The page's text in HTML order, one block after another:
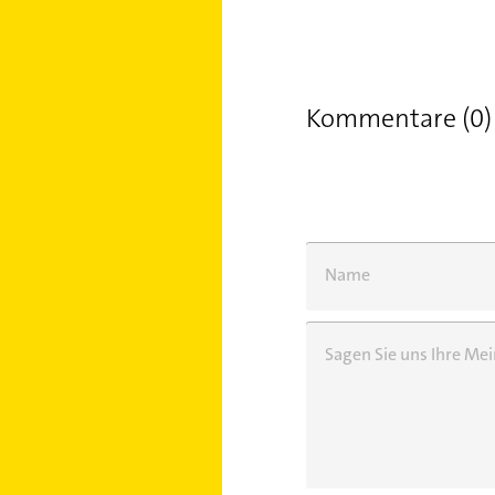
Kommentare (0)
Name
Sagen Sie uns Ihre